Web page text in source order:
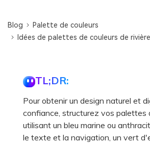
Blog
Palette de couleurs
Idées de palettes de couleurs de
TL;DR:
Pour obtenir un design naturel et
confiance, structurez vos palettes
utilisant un bleu marine ou
le texte et la navigation, un vert